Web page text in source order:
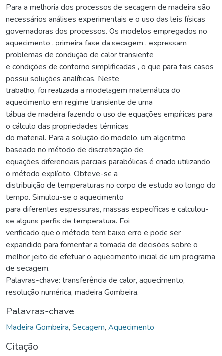
Para a melhoria dos processos de secagem de madeira são
necessários análises experimentais e o uso das leis físicas
governadoras dos processos. Os modelos empregados no
aquecimento , primeira fase da secagem , expressam
problemas de condução de calor transiente
e condições de contorno simplificadas , o que para tais casos
possui soluções analíticas. Neste
trabalho, foi realizada a modelagem matemática do
aquecimento em regime transiente de uma
tábua de madeira fazendo o uso de equações empíricas para
o cálculo das propriedades térmicas
do material. Para a solução do modelo, um algoritmo
baseado no método de discretização de
equações diferenciais parciais parabólicas é criado utilizando
o método explícito. Obteve-se a
distribuição de temperaturas no corpo de estudo ao longo do
tempo. Simulou-se o aquecimento
para diferentes espessuras, massas específicas e calculou-
se alguns perfis de temperatura. Foi
verificado que o método tem baixo erro e pode ser
expandido para fomentar a tomada de decisões sobre o
melhor jeito de efetuar o aquecimento inicial de um programa
de secagem.
Palavras-chave: transferência de calor, aquecimento,
resolução numérica, madeira Gombeira.
Palavras-chave
Madeira Gombeira, Secagem, Aquecimento
Citação